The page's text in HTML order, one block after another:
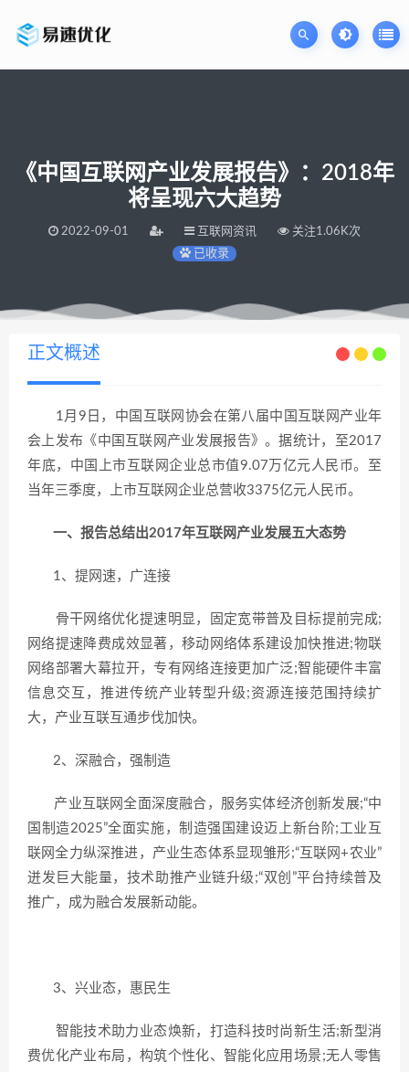
《中国互联网产业发展报告》：2018年
将呈现六大趋势
2022-09-01 互联网资讯
关注1.06K次
已收录
当前位置：易速网站优化公司 >《中国互联网产业发展报告》：2018年将呈现六大趋势
正文概述
1月9日，中国互联网协会在第八届中国互联网产业年
会上发布《中国互联网产业发展报告》。据统计，至2017
年底，中国上市互联网企业总市值9.07万亿元人民币。至
当年三季度，上市互联网企业总营收3375亿元人民币。
一、报告总结出2017年互联网产业发展五大态势
1、提网速，广连接
骨干网络优化提速明显，固定宽带普及目标提前完成;
网络提速降费成效显著，移动网络体系建设加快推进;物联
网络部署大幕拉开，专有网络连接更加广泛;智能硬件丰富
信息交互，推进传统产业转型升级;资源连接范围持续扩
大，产业互联互通步伐加快。
2、深融合，强制造
产业互联网全面深度融合，服务实体经济创新发展;“中
国制造2025”全面实施，制造强国建设迈上新台阶;工业互
联网全力纵深推进，产业生态体系显现雏形;“互联网+农业”
迸发巨大能量，技术助推产业链升级;“双创”平台持续普及
推广，成为融合发展新动能。
3、兴业态，惠民生
智能技术助力业态焕新，打造科技时尚新生活;新型消
费优化产业布局，构筑个性化、智能化应用场景;无人零售